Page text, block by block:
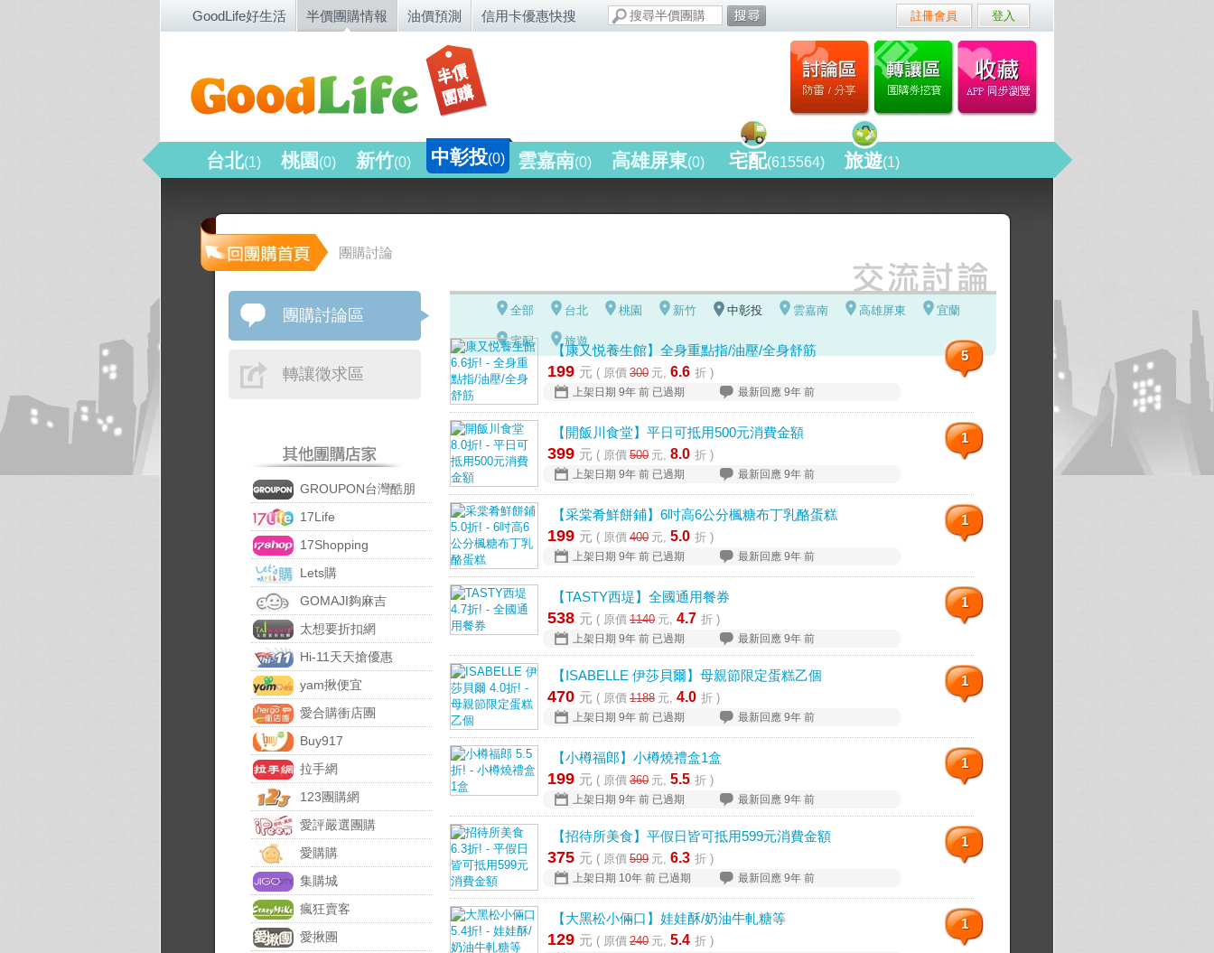
GoodLife好生活 半價團購情報 油價預測 信用卡優惠快搜 註冊會員 登入
台北(1) 桃園 (0) 新竹(0) 中彰投(0) 雲嘉南(0) 高雄屏東(0) 宅配(615564) 旅遊(1)
團購討論
團購討論區
轉讓徵求區
GROUPON台灣酷朋
17Life
17Shopping
Lets購
GOMAJI夠麻吉
太想要折扣網
Hi-11天天搶優惠
yam揪便宜
愛合購衝店團
Buy917
拉手網
123團購網
愛評嚴選團購
愛購購
集購城
瘋狂賣客
愛揪團
全部 台北 桃園 新竹 中彰投 雲嘉南 高雄屏東 宜蘭
宅配 旅遊
【康又悦養生館】全身重點指/油壓/全身舒筋
199 元 ( 原價 300 元, 6.6 折 )
5
上架日期 9年 前 已過期 最新回應 9年 前
【開飯川食堂】平日可抵用500元消費金額
399 元 ( 原價 500 元, 8.0 折 )
1
上架日期 9年 前 已過期 最新回應 9年 前
【采棠肴鮮餅鋪】6吋高6公分楓糖布丁乳酪蛋糕
199 元 ( 原價 400 元, 5.0 折 )
1
上架日期 9年 前 已過期 最新回應 9年 前
【TASTY西堤】全國通用餐券
538 元 ( 原價 1140 元, 4.7 折 )
1
上架日期 9年 前 已過期 最新回應 9年 前
【ISABELLE 伊莎貝爾】母親節限定蛋糕乙個
470 元 ( 原價 1188 元, 4.0 折 )
1
上架日期 9年 前 已過期 最新回應 9年 前
【小樽福郎】小樽燒禮盒1盒
199 元 ( 原價 360 元, 5.5 折 )
1
上架日期 9年 前 已過期 最新回應 9年 前
【招待所美食】平假日皆可抵用599元消費金額
375 元 ( 原價 599 元, 6.3 折 )
1
上架日期 10年 前 已過期 最新回應 9年 前
【大黑松小倆口】娃娃酥/奶油牛軋糖等
129 元 ( 原價 240 元, 5.4 折 )
1